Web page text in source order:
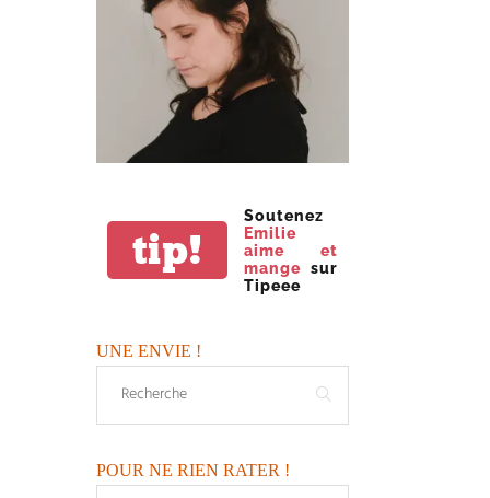
tip!
Soutenez
Emilie
aime et
mange sur
Tipeee
UNE ENVIE !
POUR NE RIEN RATER !